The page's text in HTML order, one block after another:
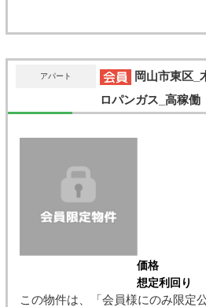
アパート
岡山市東区_
ロパンガス_高稼働
価格
想定利回り
この物件は、「会員様にのみ限定